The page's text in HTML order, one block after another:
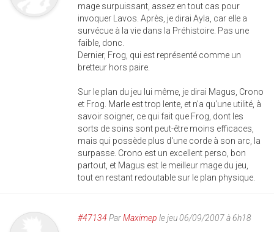
mage surpuissant, assez en tout cas pour
invoquer Lavos. Après, je dirai Ayla, car elle a
survécue à la vie dans la Préhistoire. Pas une
faible, donc.
Dernier, Frog, qui est représenté comme un
bretteur hors paire.
Sur le plan du jeu lui même, je dirai Magus, Crono
et Frog. Marle est trop lente, et n'a qu'une utilité, à
savoir soigner, ce qui fait que Frog, dont les
sorts de soins sont peut-être moins efficaces,
mais qui possède plus d'une corde à son arc, la
surpasse. Crono est un excellent perso, bon
partout, et Magus est le meilleur mage du jeu,
tout en restant redoutable sur le plan physique.
#47134 ParMaximep le jeu 06/09/2007 à 6h18